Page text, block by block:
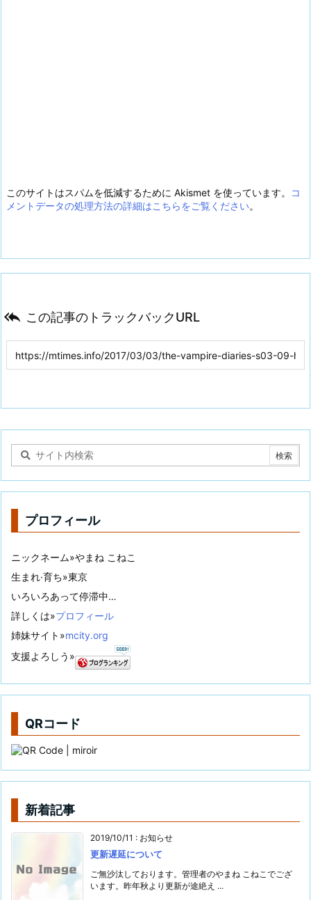
このサイトはスパムを低減するために Akismet を使っています。
コ
メントデータの処理方法の詳細はこちらをご覧ください。
 この記事のトラックバックURL
プロフィール
ニックネーム»やまね こねこ
生まれ·育ち»東京
いろいろあって停滞中…
詳しくは»プロフィール
姉妹サイト»mcity.org
支援よろしう»
QRコード
新着記事
2019/10/11 : お知らせ
更新遅延について
ご無沙汰しております。管理者のやまね こねこでござ
います。昨年秋より更新が途絶え ...